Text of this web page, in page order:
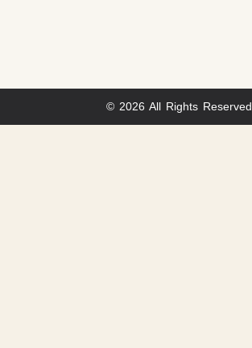
© 2026 All Rights Reserved.